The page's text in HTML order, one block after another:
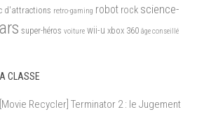
d'attractions retro-gaming robot rock science-
super-héros voiture wii-u xbox 360 âge conseillé
CLASSE
[Movie Recycler] Terminator 2 : le Jugement